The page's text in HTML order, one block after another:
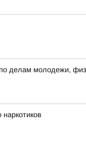
делам молодежи,